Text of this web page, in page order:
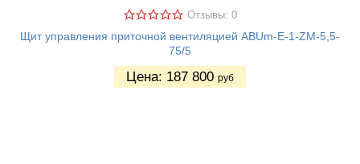
Отзывы: 0
Щит управления приточной вентиляцией ABUm-E-1-ZM-5,5-
75/5
Цена: 187 800 руб